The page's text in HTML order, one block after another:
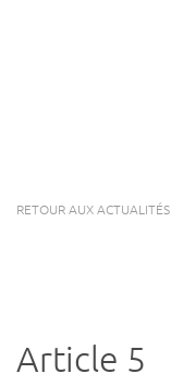
RETOUR AUX ACTUALITÉS
Article 5